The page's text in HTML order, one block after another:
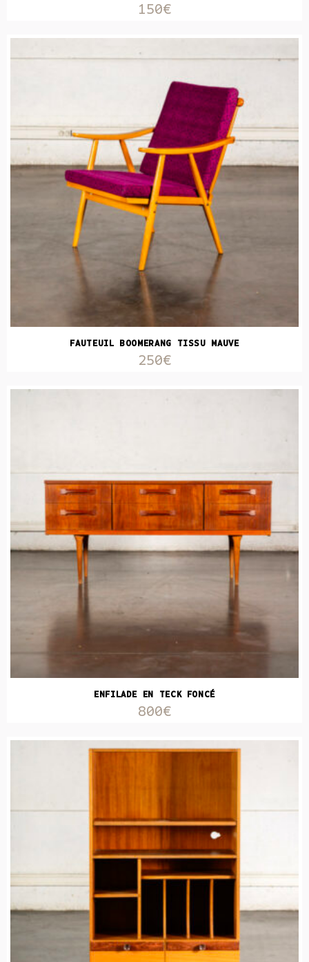
150€
FAUTEUIL BOOMERANG TISSU MAUVE
250€
ENFILADE EN TECK FONCÉ
800€